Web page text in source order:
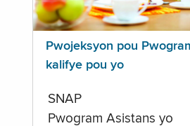
Pwojeksyon pou
kalifye pou yo
SNAP
Pwogram Asistans yo